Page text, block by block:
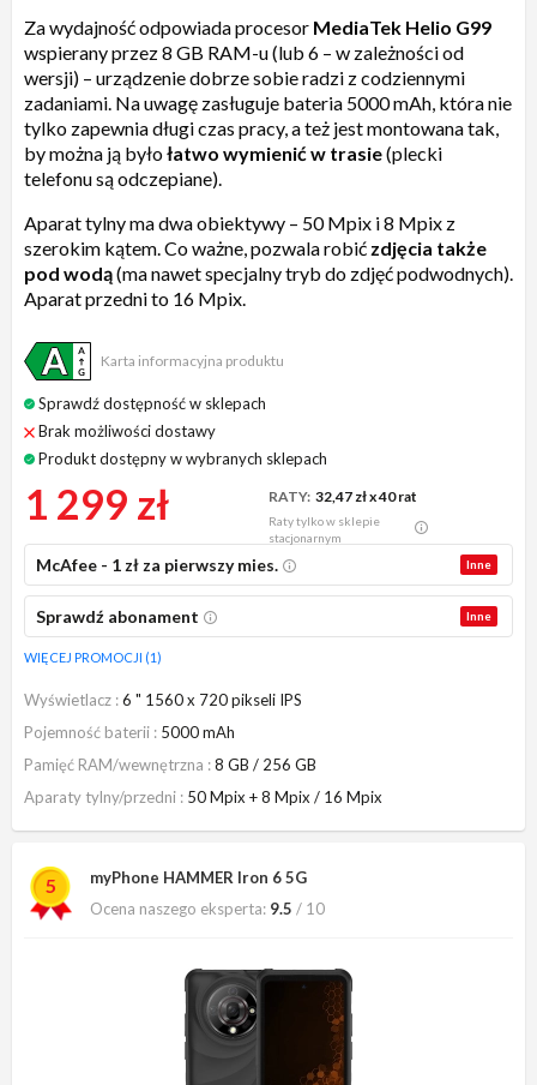
Za wydajność odpowiada procesor MediaTek Helio G99
wspierany przez 8 GB RAM-u (lub 6 – w zależności od
wersji) – urządzenie dobrze sobie radzi z codziennymi
zadaniami. Na uwagę zasługuje bateria 5000 mAh, która nie
tylko zapewnia długi czas pracy, a też jest montowana tak,
by można ją byłołatwo wymienić w trasie(plecki
telefonu są odczepiane).
Aparat tylny ma dwa obiektywy – 50 Mpix i 8 Mpix z
szerokim kątem. Co ważne, pozwala robić zdjęcia także
pod wodą(ma nawet specjalny tryb do zdjęć podwodnych).
Aparat przedni to 16 Mpix.
Karta informacyjna produktu
Sprawdź dostępność w sklepach
Brak możliwości dostawy
Produkt dostępny w wybranych sklepach
1 299 zł RATY: 32,47 złx 40 rat
Raty tylko w sklepie
stacjonarnym
Inne
McAfee - 1 zł za pierwszy mies.
Inne
Sprawdź abonament
WIĘCEJ PROMOCJI (1)
Wyświetlacz 6 " 1560 x 720 pikseli IPS
Pojemność baterii
5000 mAh
Pamięć RAM/wewnętrzna
8 GB / 256 GB
Aparaty tylny/przedni
50 Mpix + 8 Mpix / 16 Mpix
5
myPhone HAMMER Iron 6 5G
Ocena naszego eksperta: 9.5 / 10